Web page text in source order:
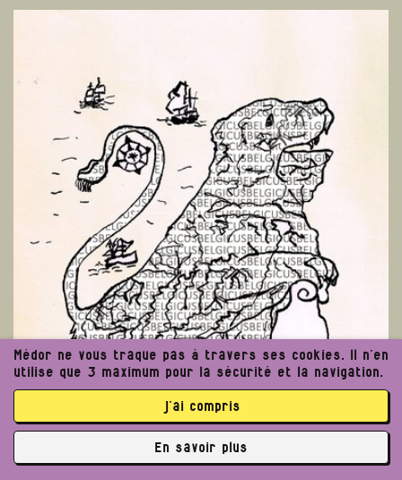
Médor ne vous traque pas à travers ses cookies. Il n’en
utilise que 3 maximum pour la sécurité et la navigation.
j’ai compris
En savoir plus